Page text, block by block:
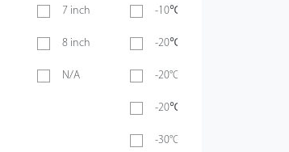
7 inch
8 inch
N/A
-10℃ ~ 60℃
-20℃ ~ 45℃
-20°C ~ 50°C
-20℃ ~ 55℃
-30°C ~ 60°C